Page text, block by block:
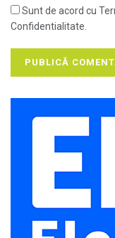
Sunt de acord cu
Confidentialitate.